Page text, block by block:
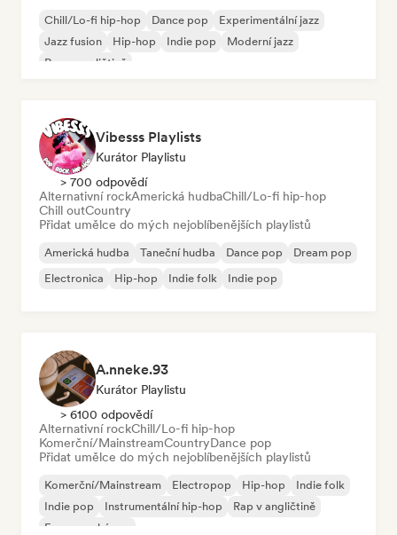
Chill/Lo-fi hip-hop Dance pop
Experimentální jazz
Jazz fusion
Hip-hop Indie pop
Moderní jazz
Rap v angličtině
Vibesss Playlists
Kurátor Playlistu
> 700 odpovědí
Alternativní rockAmerická hudbaChill/Lo-fi hip-hop
Chill outCountry
Přidat umělce do mých nejoblíbenějších playlistů
Americká hudba Taneční hudba Dance pop
Dream pop
Electronica
Hip-hop Indie folk Indie pop
A.nneke.93
Kurátor Playlistu
> 6100 odpovědí
Alternativní rockChill/Lo-fi hip-hop
Komerční/MainstreamCountryDance pop
Přidat umělce do mých nejoblíbenějších playlistů
Komerční/Mainstream Electropop Hip-hop
Indie folk
Indie pop
Instrumentální hip-hop
Rap v angličtině
Francouzský rap